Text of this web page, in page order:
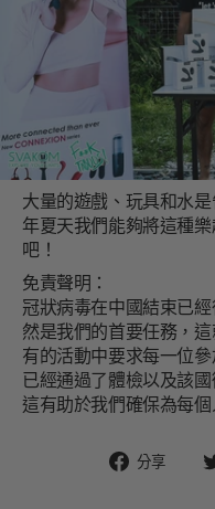
大量的遊戲、玩具和水
年夏天我們能夠將這種
吧！
免責聲明：
冠狀病毒在中國結束已
然是我們的首要任務，
有的活動中要求每一位
已經通過了體檢以及該
這有助於我們確保為每
分享